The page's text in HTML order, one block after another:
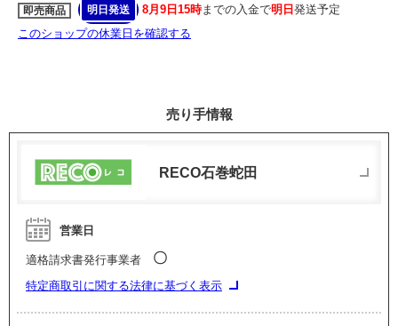
即売商品 明日発送 8月9日15時までの入金で明日 発送予定
このショップの休業日を確認する
売り手情報
RECO石巻蛇田
営業日
適格請求書発行事業者 〇
特定商取引に関する法律に基づく表示